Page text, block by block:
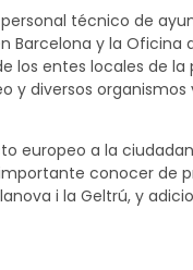
técnico de
Barcelona y la Oficina
los entes locales de la
y diversos organismos
europeo a la
conocer de
i la Geltrú, y